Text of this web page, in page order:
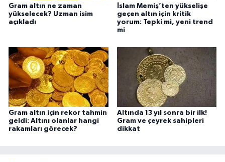
Gram altın ne zaman
yükselecek? Uzman isim
açıkladı
İslam Memiş’ten yükselişe
geçen altın için kritik
yorum: Tepki mi, yeni trend
mi
Gram altın için rekor tahmin
geldi: Altını olanlar hangi
rakamları görecek?
Altında 13 yıl sonra bir ilk!
Gram ve çeyrek sahipleri
dikkat